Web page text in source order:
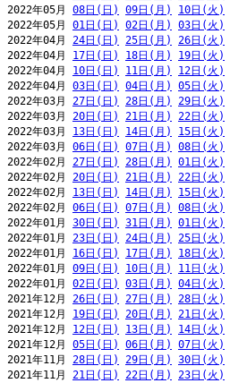
2022年05月 08日(日) 09日(月) 10日(火)
2022年05月 01日(日) 02日(月) 03日(火)
2022年04月 24日(日) 25日(月) 26日(火)
2022年04月 17日(日) 18日(月) 19日(火)
2022年04月 10日(日) 11日(月) 12日(火)
2022年04月 03日(日) 04日(月) 05日(火)
2022年03月 27日(日) 28日(月) 29日(火)
2022年03月 20日(日) 21日(月) 22日(火)
2022年03月 13日(日) 14日(月) 15日(火)
2022年03月 06日(日) 07日(月) 08日(火)
2022年02月 27日(日) 28日(月) 01日(火)
2022年02月 20日(日) 21日(月) 22日(火)
2022年02月 13日(日) 14日(月) 15日(火)
2022年02月 06日(日) 07日(月) 08日(火)
2022年01月 30日(日) 31日(月) 01日(火)
2022年01月 23日(日) 24日(月) 25日(火)
2022年01月 16日(日) 17日(月) 18日(火)
2022年01月 09日(日) 10日(月) 11日(火)
2022年01月 02日(日) 03日(月) 04日(火)
2021年12月 26日(日) 27日(月) 28日(火)
2021年12月 19日(日) 20日(月) 21日(火)
2021年12月 12日(日) 13日(月) 14日(火)
2021年12月 05日(日) 06日(月) 07日(火)
2021年11月 28日(日) 29日(月) 30日(火)
2021年11月 21日(日) 22日(月) 23日(火)